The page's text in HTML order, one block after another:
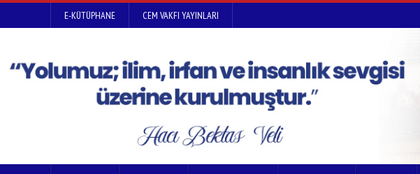
E-KÜTÜPHANE CEM VAKFI YAYINLARI